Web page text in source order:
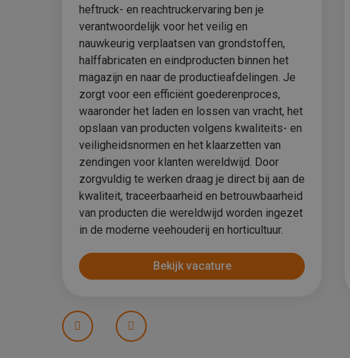
heftruck- en reachtruckervaring ben je
verantwoordelijk voor het veilig en
nauwkeurig verplaatsen van grondstoffen,
halffabricaten en eindproducten binnen het
magazijn en naar de productieafdelingen. Je
zorgt voor een efficiënt goederenproces,
waaronder het laden en lossen van vracht, het
opslaan van producten volgens kwaliteits- en
veiligheidsnormen en het klaarzetten van
zendingen voor klanten wereldwijd. Door
zorgvuldig te werken draag je direct bij aan de
kwaliteit, traceerbaarheid en betrouwbaarheid
van producten die wereldwijd worden ingezet
in de moderne veehouderij en horticultuur.
Bekijk vacature
Prev Next